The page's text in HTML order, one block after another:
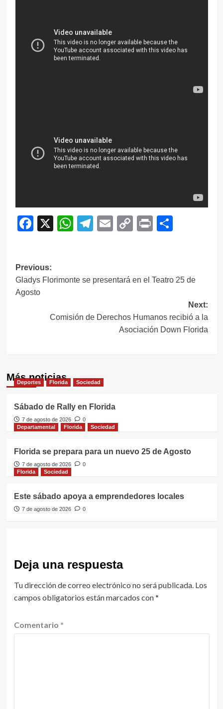
Facebook
X WhatsApp
Telegram
EmailCopy
Print
Navegación
de
entradas
Previous:
Gladys Florimonte se presentará en el Teatro 25 de
Agosto
Next:
Comisión de Derechos Humanos recibió a la
Asociación Down Florida
Más noticias
Deportes Florida Sociedad
Sábado de Rally en Florida
7 de agosto de 2026
0
Departamental
Florida Sociedad
Florida se prepara para un nuevo 25 de Agosto
7 de agosto de 2026
0
Florida
Sociedad
Este sábado apoya a emprendedores locales
7 de agosto de 2026 0
Deja una respuesta
Tu dirección de correo electrónico no será publicada. Los
campos obligatorios están marcados con*
Comentario *